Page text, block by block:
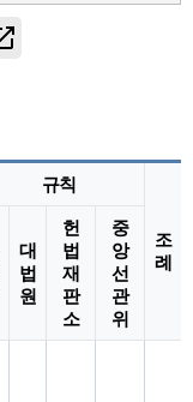
규칙
조
례
대
법
원
헌
법
재
판
소
중
앙
선
관
위